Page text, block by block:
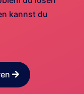
kannst du